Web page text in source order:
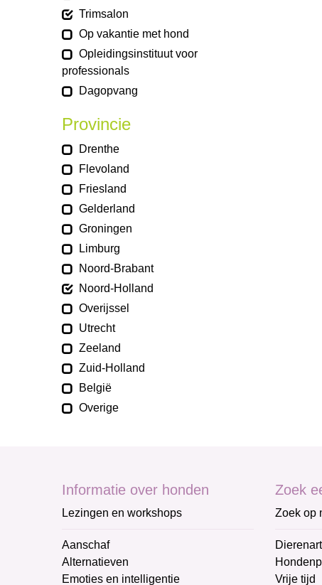
Trimsalon
Op vakantie met hond
Opleidingsinstituut voor
professionals
Dagopvang
Provincie
Drenthe
Flevoland
Friesland
Gelderland
Groningen
Limburg
Noord-Brabant
Noord-Holland
Overijssel
Utrecht
Zeeland
Zuid-Holland
België
Overige
Informatie over honden
Lezingen en workshops
Aanschaf
Alternatieven
Emoties en intelligentie
Zoek
Zoek op
Vrije tijd